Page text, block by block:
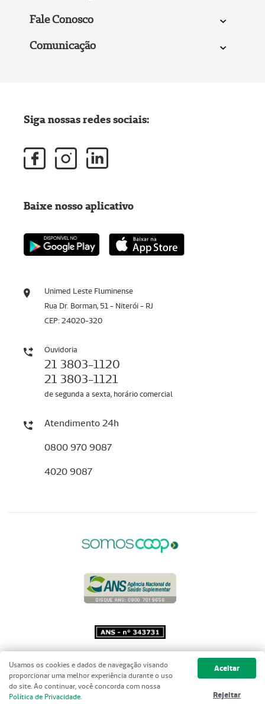
Fale Conosco
Comunicação
Unimed Leste Fluminense
Rua Dr. Borman, 51 - Niterói - RJ
CEP: 24020-320
Ouvidoria
21 3803-1120
21 3803-1121
de segunda a sexta, horário comercial
Atendimento 24h
0800 970 9087
4020 9087
Siga nossas redes sociais:
Baixe nosso aplicativo
Copyright 2001 - 2026 Unimed do
Brasil - Todos os direitos reservados
Usamos os cookies e dados de navegação visando
proporcionar uma melhor experiência durante o uso
do site. Ao continuar, você concorda com nossa
Política de Privacidade.
Aceitar
Rejeitar